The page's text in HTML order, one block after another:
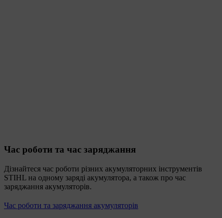
Час роботи та час заряджання
Дізнайтеся час роботи різних акумуляторних інструментів
STIHL на одному заряді акумулятора, а також про час
заряджання акумуляторів.
Час роботи та заряджання акумуляторів